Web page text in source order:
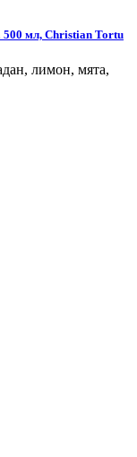
500 мл, Christian Tortu
лимон, мята,